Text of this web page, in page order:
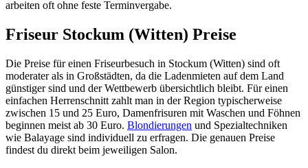
arbeiten oft ohne feste Terminvergabe.
Friseur Stockum (Witten) Preise
Die Preise für einen Friseurbesuch in Stockum (Witten) sind oft
moderater als in Großstädten, da die Ladenmieten auf dem Land
günstiger sind und der Wettbewerb übersichtlich bleibt. Für einen
einfachen Herrenschnitt zahlt man in der Region typischerweise
zwischen 15 und 25 Euro, Damenfrisuren mit Waschen und Föhnen
beginnen meist ab 30 Euro. Blondierungen und Spezialtechniken
wie Balayage sind individuell zu erfragen. Die genauen Preise
findest du direkt beim jeweiligen Salon.